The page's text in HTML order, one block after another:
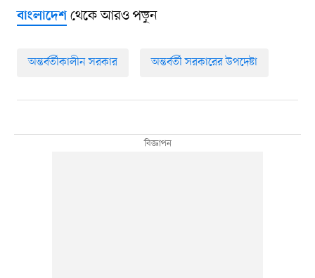
বাংলাদেশথেকে আরও পড়ুন
অন্তর্বর্তীকালীন সরকার অন্তর্বর্তী সরকারের উপদেষ্টা